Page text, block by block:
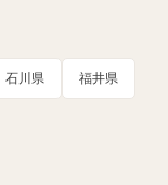
石川県 福井県